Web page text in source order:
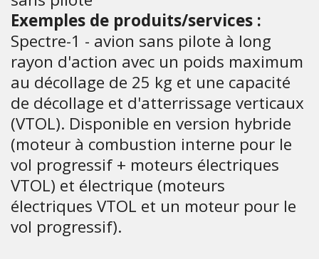
Exemples de produits/services :
Spectre-1 - avion sans pilote à long
rayon d'action avec un poids maximum
au décollage de 25 kg et une capacité
de décollage et d'atterrissage verticaux
(VTOL). Disponible en version hybride
(moteur à combustion interne pour le
vol progressif + moteurs électriques
VTOL) et électrique (moteurs
électriques VTOL et un moteur pour le
vol progressif).